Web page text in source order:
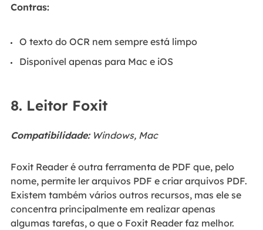
Contras:
O texto do OCR nem sempre está limpo
Disponível apenas para Mac e iOS
8. Leitor Foxit
Compatibilidade:Windows, Mac
Foxit Reader é outra ferramenta de PDF que, pelo
nome, permite ler arquivos PDF e criar arquivos PDF.
Existem também vários outros recursos, mas ele se
concentra principalmente em realizar apenas
algumas tarefas, o que o Foxit Reader faz melhor.